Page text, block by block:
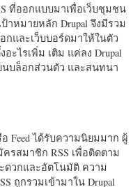
ที่ออกแบบมาเพื่อเว็บชุมชน
าหมายหลัก Drupal จึงมีรวม
กและเว็บบอร์ดมาให้ในตัว
อะไรเพิ่ม เติม แค่ลง Drupal
บล็อกส่วนตัว และสนทนา
Feed ได้รับความนิยมมาก ผู้
รสมาชิก RSS เพื่อติดตาม
ดวกและอัตโนมัติ ความ
ถูกรวมเข้ามาใน Drupal